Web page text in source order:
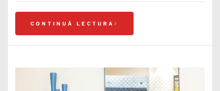
CONTINUĂ LECTURA